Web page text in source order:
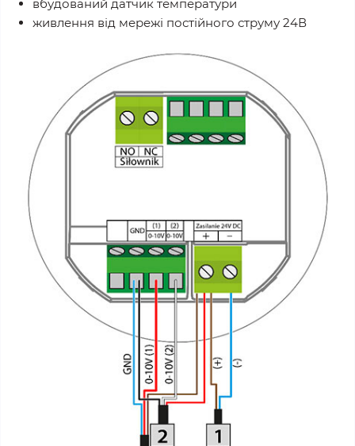
вбудований датчик температури
живлення від мережі постійного струму 24В